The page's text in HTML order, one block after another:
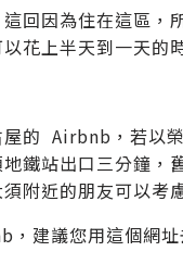
回因為住在這區
花上半天到一天的
的 Airbnb，若以
鐵站出口三分鐘
附近的朋友可以考
建議您用這個網